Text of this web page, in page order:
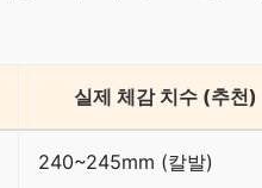
실제 체감 치수 (추천)
240~245mm (칼발)